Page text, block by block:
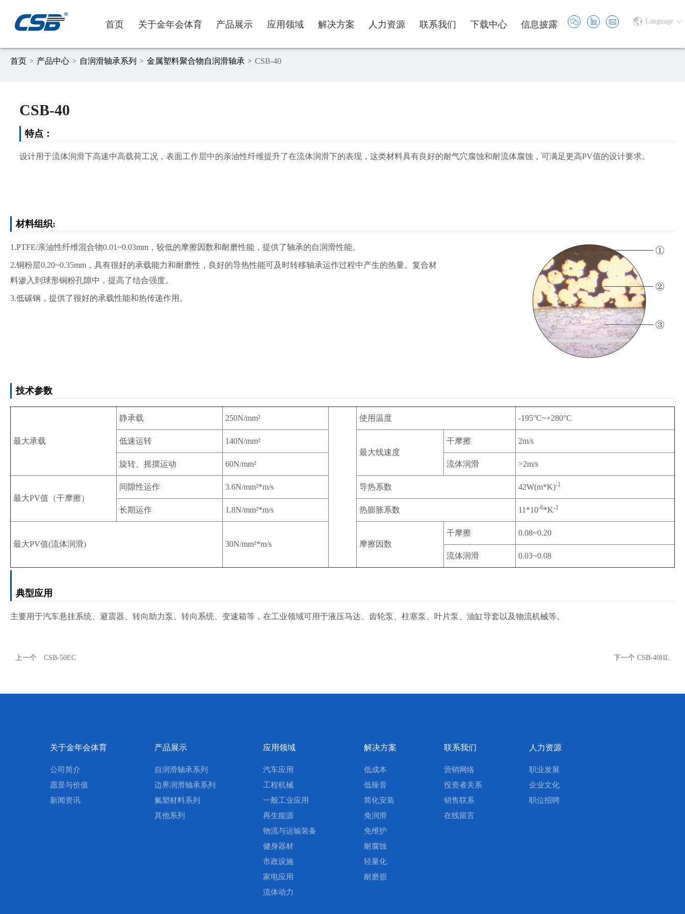
首页 关于金年会体育 产品展示 应用领域 解决方案 人力资源 联系我们 下载中心 信息披露 Language
首页 > 产品中心 > 自润滑轴承系列 > 金属塑料聚合物自润滑轴承 > CSB-40
CSB-40
特点：
设计用于流体润滑下高速中高载荷工况，表面工作层中的亲油性纤维提升了在流体润滑下的表现，这类材料具有良好的耐气穴腐蚀和耐流体腐蚀，可满足更高PV值的设计要求。
材料组织:
1.PTFE/亲油性纤维混合物0.01~0.03mm，较低的摩擦因数和耐磨性能，提供了轴承的自润滑性能。
2.铜粉层0.20~0.35mm，具有很好的承载能力和耐磨性，良好的导热性能可及时转移轴承运作过程中产生的热量。复合材
料渗入到球形铜粉孔隙中，提高了结合强度。
3.低碳钢，提供了很好的承载性能和热传递作用。
技术参数
最大承载
静承载 250N/mm² 使用温度 -195°C~+280°C
低速运转
140N/mm²
最大线速度
干摩擦 2m/s
旋转、摇摆运动 60N/mm² 流体润滑 >2m/s
最大PV值（干摩擦）
间隙性运作 3.6N/mm²*m/s 导热系数 42W(m*K)-1
长期运作 1.8N/mm²*m/s 热膨胀系数 11*10-6*K-1
最大PV值(流体润滑) 30N/mm²*m/s 摩擦因数
干摩擦 0.08~0.20
流体润滑 0.03~0.08
典型应用
主要用于汽车悬挂系统、避震器、转向助力泵、转向系统、变速箱等，在工业领域可用于液压马达、齿轮泵、柱塞泵、叶片泵、油缸导套以及物流机械等。
上一个 CSB-50EC 下一个 CSB-40HL
关于金年会体育
公司简介
愿景与价值
新闻资讯
产品展示
自润滑轴承系列
边界润滑轴承系列
氟塑材料系列
其他系列
应用领域
汽车应用
工程机械
一般工业应用
再生能源
物流与运输装备
健身器材
市政设施
家电应用
流体动力
解决方案
低成本
低噪音
简化安装
免润滑
免维护
耐腐蚀
轻量化
耐磨损
联系我们
营销网络
投资者关系
销售联系
在线留言
人力资源
职业发展
企业文化
职位招聘